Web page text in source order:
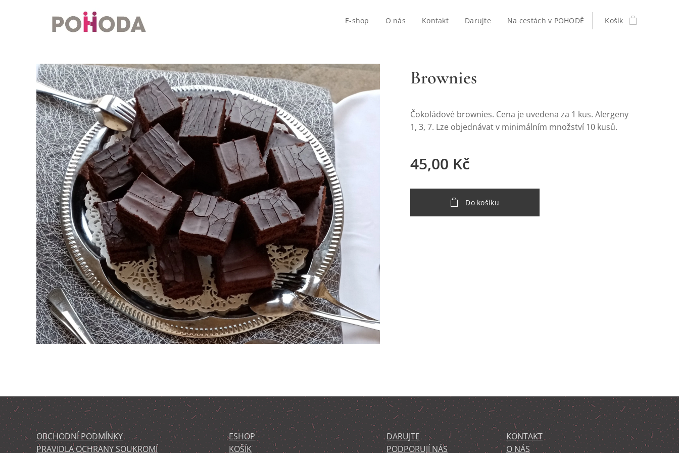
E-shop O nás Kontakt Darujte Na cestách v POHODĚ Košík
Brownies
Čokoládové brownies. Cena je uvedena za 1 kus. Alergeny
1, 3, 7. Lze objednávat v minimálním množství 10 kusů.
45,00 Kč
Do košíku
OBCHODNÍ PODMÍNKY
PRAVIDLA OCHRANY SOUKROMÍ
ESHOP
KOŠÍK
DARUJTE
PODPORUJÍ NÁS
KONTAKT
O NÁS